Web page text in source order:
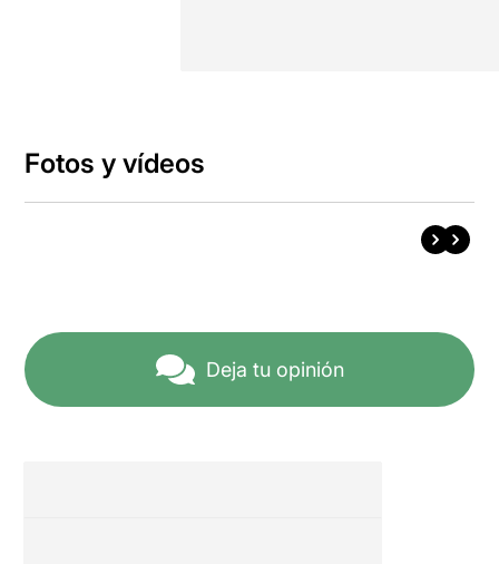
Fotos y vídeos
Deja tu opinión